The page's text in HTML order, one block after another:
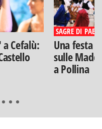
Cefalù:
SAGRE DI PAESE
Una festa
sulle
a Pollina